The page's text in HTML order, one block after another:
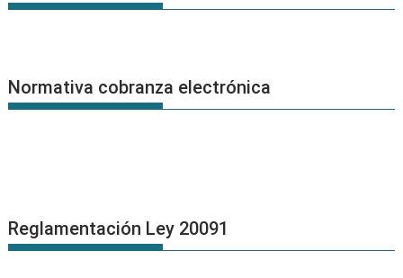
Normativa cobranza electrónica
Reglamentación Ley 20091